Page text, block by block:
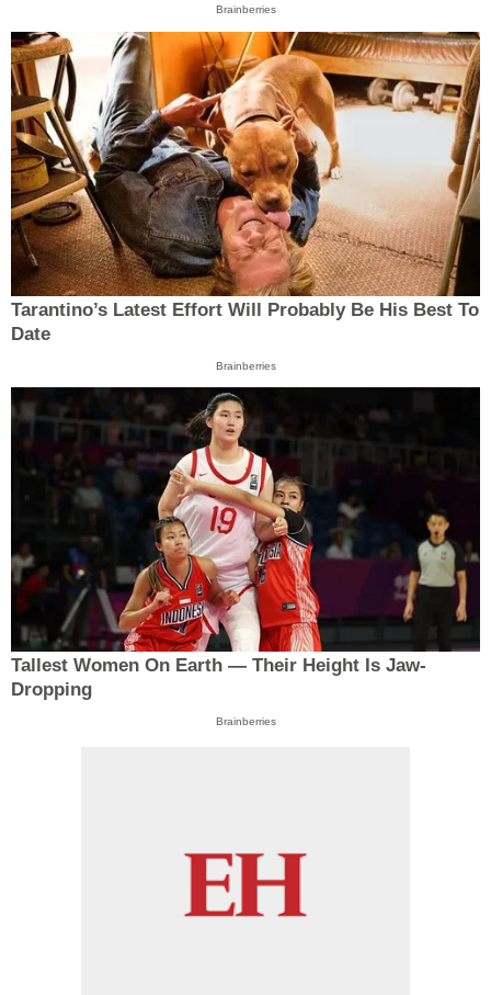
Brainberries
Tarantino’s Latest Effort Will Probably Be His Best To
Date
Brainberries
Tallest Women On Earth — Their Height Is Jaw-
Dropping
Brainberries